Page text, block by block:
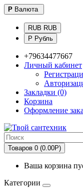
Р Валюта
RUB RUB
Р Рубль
+79634477667
Личный кабинет
Закладки (0)
Корзина
Оформление
Товаров 0 (0.00Р)
Ваша корзина
Категории